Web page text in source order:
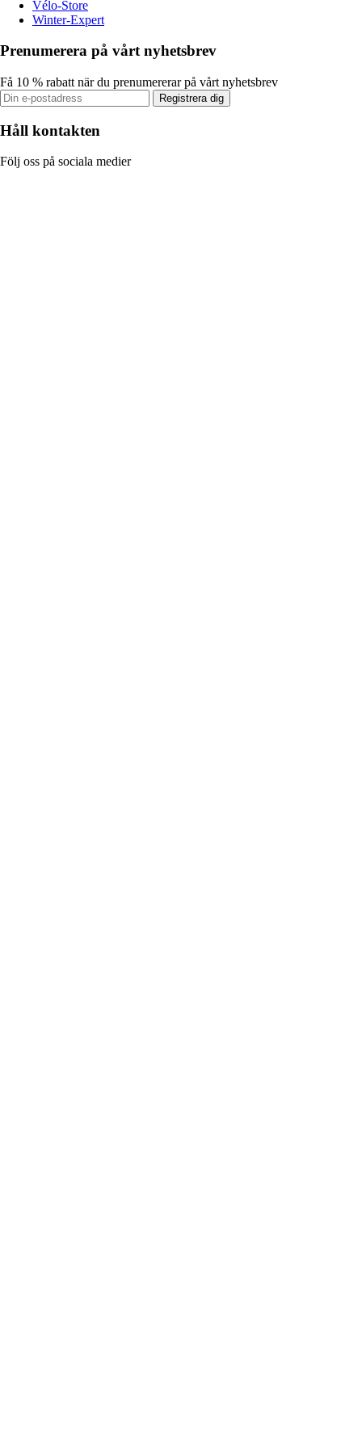
Vélo-Store
Winter-Expert
Prenumerera på vårt nyhetsbrev
Få 10 % rabatt när du prenumererar på vårt nyhetsbrev
Registrera dig
Håll kontakten
Följ oss på sociala medier